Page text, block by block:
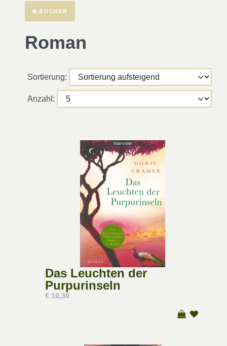
BÜCHER
Roman
Sortierung:
Anzahl:
Das Leuchten der
Purpurinseln
€ 10,30